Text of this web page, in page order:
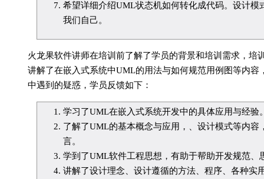
希望详细介绍UML状态机如何转化成代码。设计模
我们自己。
火龙果软件讲师在培训前了解了学员的背景和培训需求，培
讲解了在嵌入式系统中UML的用法与如何规范用例图等内容
中遇到的疑惑，学员反馈如下：
学习了UML在嵌入式系统开发中的具体应用与经验
了解了UML的基本概念与应用，、设计模式等内容
言。
学到了UML软件工程思想，有助于帮助开发规范、
讲解了设计理念、设计遵循的方法、程序、各种实